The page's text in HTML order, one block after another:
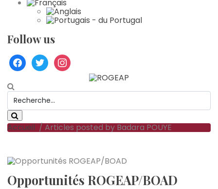
Follow us
facebook
twitterinstagram
Accueil / Articles posted by Badara POUYE
Opportunités ROGEAP/BOAD